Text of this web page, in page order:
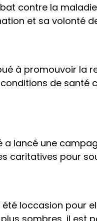
contre la
et sa volonté
à promouvoir la
de santé
lancé une
caritatives pour
loccasion pour